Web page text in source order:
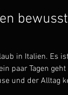
bewusst
in Italien. Es
paar Tagen geht
und der Alltag